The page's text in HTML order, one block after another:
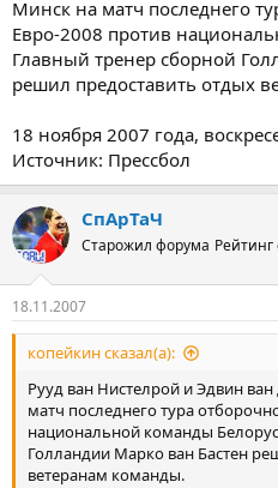
Минск на матч последнего
Евро-2008 против
Главный тренер сборной
решил предоставить отдых
18 ноября 2007 года,
Источник: Прессбол
СпАрТаЧ
Старожил форума Рейтинг
18.11.2007
копейкин сказал(а):
Рууд ван Нистелрой и Эдвин
матч последнего тура
национальной команды
Голландии Марко ван Бастен
ветеранам команды.